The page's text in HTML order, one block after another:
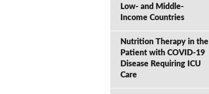
Low- and Middle-
Income Countries
Nutrition Therapy in the
Patient with COVID-19
Disease Requiring ICU
Care